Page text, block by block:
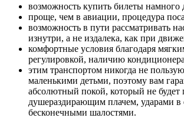
возможность купить билеты намного
проще, чем в авиации, процедура
возможность в пути рассматривать
изнутри, а не издалека, как при
комфортные условия благодаря
регулировкой, наличию
этим транспортом никогда не
маленькими детьми, поэтому вам
абсолютный покой, который не будет
душераздирающим плачем, ударами в
бесконечными шалостями.